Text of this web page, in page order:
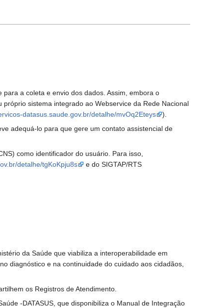
a coleta e envio dos dados. Assim, embora o
sistema integrado ao Webservice da Rede Nacional
datasus.saude.gov.br/detalhe/mvOq2Eteys
).
adequá-lo para que gere um contato assistencial de
como identificador do usuário. Para isso,
detalhe/tgKoKpju8s
e do SIGTAP/RTS
da Saúde que viabiliza a interoperabilidade em
diagnóstico e na continuidade do cuidado aos cidadãos,
os Registros de Atendimento.
-DATASUS, que disponibiliza o Manual de Integração